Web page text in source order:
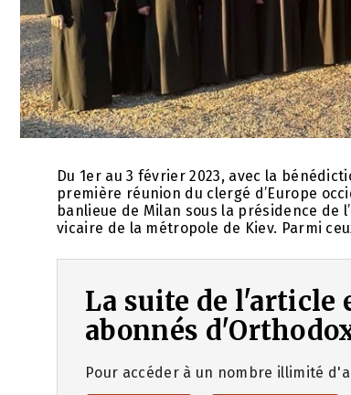
Du 1er au 3 février 2023, avec la
première réunion du clergé d’Europe
banlieue de Milan sous la présidence de
vicaire de la métropole de Kiev. Parmi
La suite de l'article
abonnés
Pour accéder à un nombre illimité